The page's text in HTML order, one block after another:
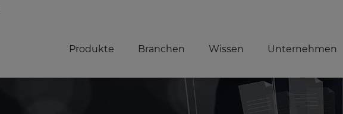
Produkte Branchen Wissen Unternehmen